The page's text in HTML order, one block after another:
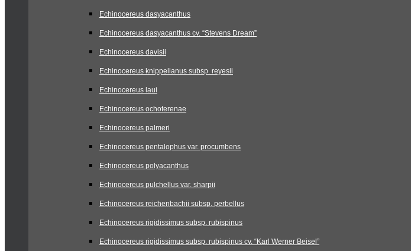
Echinocereus dasyacanthus
Echinocereus dasyacanthus cv. “Stevens Dream”
Echinocereus davisii
Echinocereus knippelianus subsp. reyesii
Echinocereus laui
Echinocereus ochoterenae
Echinocereus palmeri
Echinocereus pentalophus var. procumbens
Echinocereus polyacanthus
Echinocereus pulchellus var. sharpii
Echinocereus reichenbachii subsp. perbellus
Echinocereus rigidissimus subsp. rubispinus
Echinocereus rigidissimus subsp. rubispinus cv. “Karl Werner Beisel”